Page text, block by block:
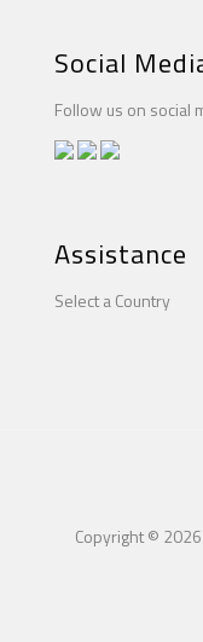
Social
Follow us on social
Assistance
Select a Country
Copyright ©